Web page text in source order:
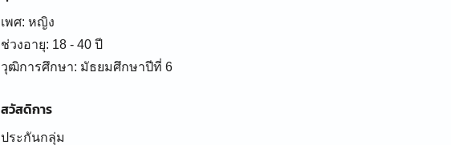
เพศ: หญิง
ช่วงอายุ: 18 - 40 ปี
สวัสดิการ
ประกันกลุ่ม